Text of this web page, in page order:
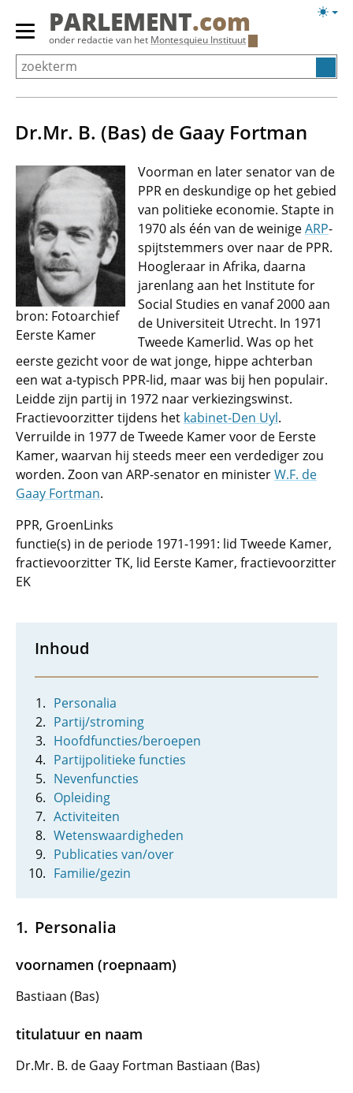
Overslaan
Primair
menu
tonen/verbergen
PARLEMENT.com
onder redactie van het Montesquieu Instituut
Dr.Mr. B. (Bas) de Gaay Fortman
bron: Fotoarchief
Eerste Kamer
Voorman en later senator van de
PPR en deskundige op het gebied
van politieke economie. Stapte in
1970 als één van de weinigeARP-
spijtstemmers over naar de PPR.
Hoogleraar in Afrika, daarna
jarenlang aan het Institute for
Social Studies en vanaf 2000 aan
de Universiteit Utrecht. In 1971
Tweede Kamerlid. Was op het
eerste gezicht voor de wat jonge, hippe achterban
een wat a-typisch PPR-lid, maar was bij hen populair.
Leidde zijn partij in 1972 naar verkiezingswinst.
Fractievoorzitter tijdens het kabinet-Den Uyl.
Verruilde in 1977 de Tweede Kamer voor de Eerste
Kamer, waarvan hij steeds meer een verdediger zou
worden. Zoon van ARP-senator en ministerW.F. de
Gaay Fortman.
PPR, GroenLinks
functie(s) in de periode 1971-1991: lid Tweede Kamer,
fractievoorzitter TK, lid Eerste Kamer, fractievoorzitter
EK
Inhoud
Personalia
Partij/stroming
Hoofdfuncties/beroepen
Partijpolitieke functies
Nevenfuncties
Opleiding
Activiteiten
Wetenswaardigheden
Publicaties van/over
Familie/gezin
Personalia
voornamen (roepnaam)
Bastiaan (Bas)
titulatuur en naam
Dr.Mr. B. de Gaay Fortman Bastiaan (Bas)